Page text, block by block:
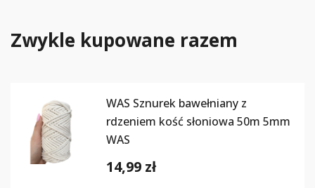
Zwykle kupowane razem
WAS Sznurek bawełniany z
rdzeniem kość słoniowa 50m 5mm
WAS
14,99 zł